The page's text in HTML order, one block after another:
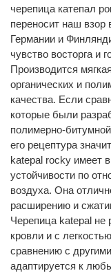
черепица катепал
переносит наш взор
Германии и
чувство восторга и
Производится
органических и
качества. Если
которые были
полимерно-
его рецептура
katepal rocky имеет
устойчивости по
воздуха. Она
расширению и
Черепица katepal не
кровли и с
сравнению с
адаптируется к